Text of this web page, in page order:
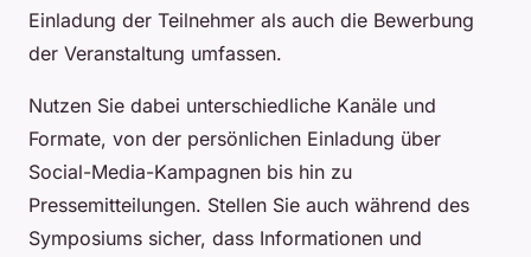
Einladung der Teilnehmer als auch die Bewerbung
der Veranstaltung umfassen.
Nutzen Sie dabei unterschiedliche Kanäle und
Formate, von der persönlichen Einladung über
Social-Media-Kampagnen bis hin zu
Pressemitteilungen. Stellen Sie auch während des
Symposiums sicher, dass Informationen und